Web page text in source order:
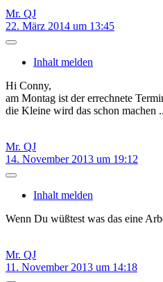
Mr. QJ
22. März 2014 um 13:45
Inhalt melden
Hi Conny,
am Montag ist der errechnete
die Kleine wird das schon machen
Mr. QJ
14. November 2013 um 19:12
Inhalt melden
Wenn Du wüßtest was das eine
Mr. QJ
11. November 2013 um 14:18